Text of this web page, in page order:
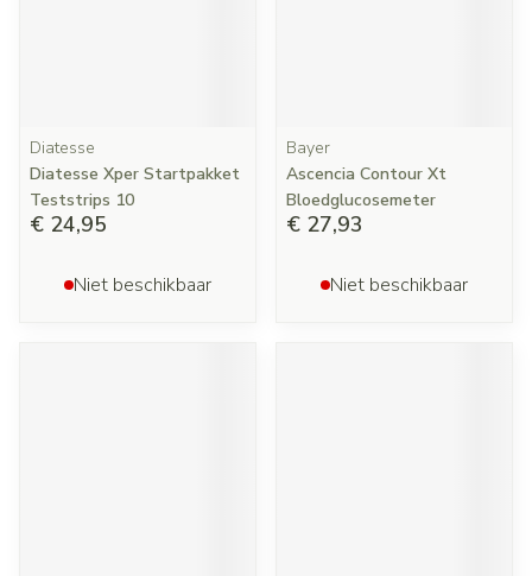
Diatesse
Diatesse Xper Startpakket
Teststrips 10
€ 24,95
Niet beschikbaar
Bayer
Ascencia Contour Xt
Bloedglucosemeter
€ 27,93
Niet beschikbaar